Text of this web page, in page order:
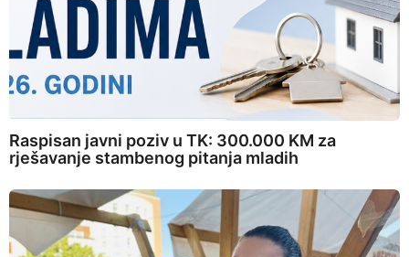
Raspisan javni poziv u TK: 300.000 KM za
rješavanje stambenog pitanja mladih